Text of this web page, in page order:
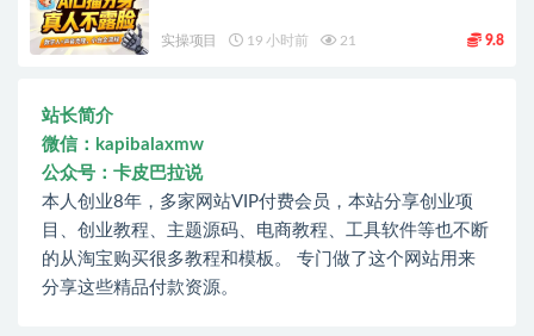
实操项目 19 小时前 21 9.8
站长简介
微信：kapibalaxmw
公众号：卡皮巴拉说
本人创业8年，多家网站VIP付费会员，本站分享创业项
目、创业教程、主题源码、电商教程、工具软件等也不断
的从淘宝购买很多教程和模板。 专门做了这个网站用来
分享这些精品付款资源。